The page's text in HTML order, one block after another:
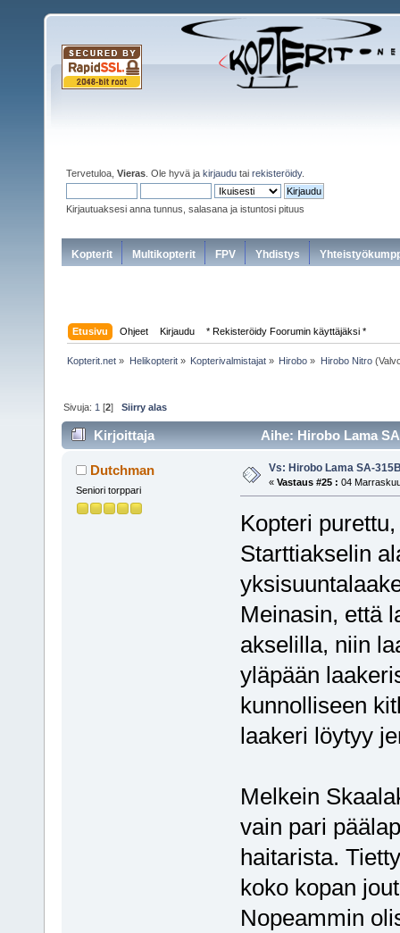
Tervetuloa, Vieras . Ole hyvä ja kirjaudu tai rekisteröidy.
Kirjautuaksesi anna tunnus, salasana ja istuntosi pituus
Kopterit Multikopterit FPV Yhdistys
Etusivu Ohjeet Kirjaudu * Rekisteröidy Foorumin käyttäjäksi *
Kopterit.net » Helikopterit» Kopterivalmistajat» Hirobo » Hirobo Nitro
Sivuja: 1 [2]Siirry alas
Kirjoittaja Aihe: Hirobo Lama
Dutchman
Seniori torppari
Vs: Hirobo Lama SA-
« Vastaus #25 : 04
Kopteri
Starttiakselin
Meinasin, että
akselilla, niin
yläpään
kunnolliseen
laakeri löytyy
Melkein
vain pari
haitarista.
koko kopan
Nopeammin